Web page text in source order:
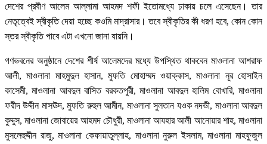
দেশের প্রবীণ আলেম আল্লামা আহমদ শফী ইতোমধ্যে ঢাকায় চলে এসেছেন। তার
নেতৃত্বেই স্বীকৃতি দেয়া হচ্ছে কওমি মাদ্রাসার। তবে স্বীকৃতির কী ধরণ হবে, কোন কোন
স্তর স্বীকৃতি পাবে এটা এখনো জানা যায়নি।
গণভবনের অনুষ্ঠানে দেশের শীর্ষ আলেমদের মধ্যে উপস্থিত থাকবেন মাওলানা আশরাফ
আলী, মাওলানা মাহমুদুল হাসান, মুফতি মোহাম্মদ ওয়াক্কাস, মাওলানা নূর হোসাইন
কাসেমী, মাওলানা আবদুল বাসিত বরকতপুরী, মাওলানা আবদুল হালিম বোখারি, মাওলানা
ফরীদ উদ্দীন মাসঊদ, মুফতি রুহুল আমীন, মাওলানা সুলতান যওক নদভী, মাওলানা আবদুল
কুদ্দুস, মাওলানা জোবায়ের আহমদ চৌধুরী, মাওলানা আযহার আলী আনোয়ার শাহ, মাওলানা
মুসলেহুদ্দীন রাজু, মাওলানা কেফায়াতুল্লাহ, মাওলানা নুরুল ইসলাম, মাওলানা মাহফুজুল